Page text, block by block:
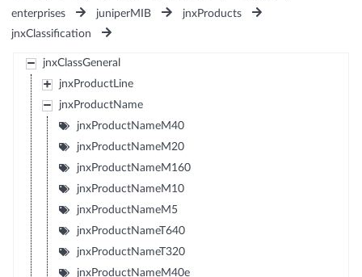
enterprises
juniperMIB
jnxProducts
jnxClassification
jnxClassGeneral
jnxProductLine
jnxProductName
jnxProductNameM40
jnxProductNameM20
jnxProductNameM160
jnxProductNameM10
jnxProductNameM5
jnxProductNameT640
jnxProductNameT320
jnxProductNameM40e